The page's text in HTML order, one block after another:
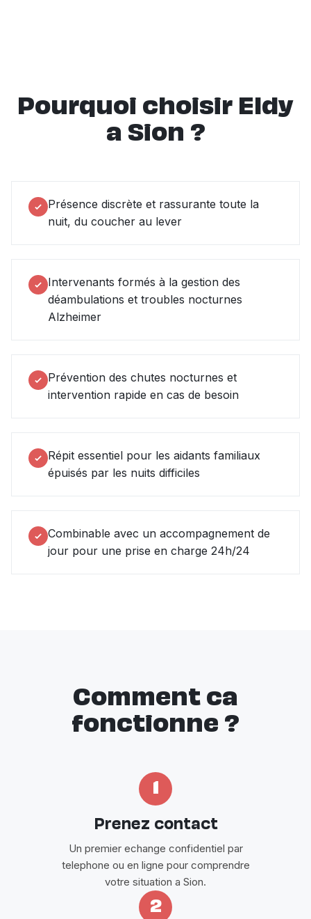
Pourquoi choisir Eldy
a Sion ?
Présence discrète et rassurante toute la
nuit, du coucher au lever
Intervenants formés à la gestion des
déambulations et troubles nocturnes
Alzheimer
Prévention des chutes nocturnes et
intervention rapide en cas de besoin
Répit essentiel pour les aidants familiaux
épuisés par les nuits difficiles
Combinable avec un accompagnement de
jour pour une prise en charge 24h/24
Comment ca
fonctionne ?
Prenez contact
Un premier echange confidentiel par
telephone ou en ligne pour comprendre
votre situation a Sion.
2